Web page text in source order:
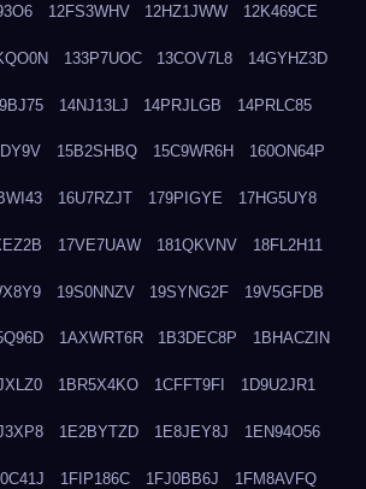
12FS3WHV 12HZ1JWW 12K469CE
133P7UOC 13COV7L8 14GYHZ3D
14NJ13LJ 14PRJLGB 14PRLC85
15B2SHBQ 15C9WR6H 160ON64P
16U7RZJT 179PIGYE 17HG5UY8
17VE7UAW 181QKVNV 18FL2H11
19S0NNZV 19SYNG2F 19V5GFDB
1AXWRT6R 1B3DEC8P 1BHACZIN
1BR5X4KO 1CFFT9FI 1D9U2JR1
1E2BYTZD 1E8JEY8J 1EN94O56
1FIP186C 1FJ0BB6J 1FM8AVFQ